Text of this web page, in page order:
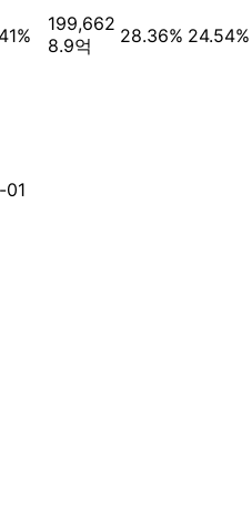
199,662
8.9억
28.36% 24.54%
01